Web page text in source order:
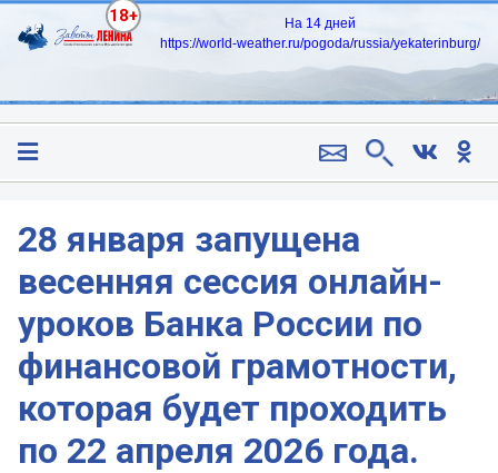
18+
На 14 дней
https://world-weather.ru/pogoda/russia/yekaterinburg/
28 января запущена
весенняя сессия онлайн-
уроков Банка России по
финансовой грамотности,
которая будет проходить
по 22 апреля 2026 года.